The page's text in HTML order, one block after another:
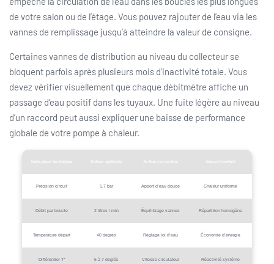
de votre salon ou de l’étage. Vous pouvez rajouter de l’eau via les
vannes de remplissage jusqu’à atteindre la valeur de consigne.
Certaines vannes de distribution au niveau du collecteur se
bloquent parfois après plusieurs mois d’inactivité totale. Vous
devez vérifier visuellement que chaque débitmètre affiche un
passage d’eau positif dans les tuyaux. Une fuite légère au niveau
d’un raccord peut aussi expliquer une baisse de performance
globale de votre pompe à chaleur.
Indicateur technique Valeur optimale Action corrective Impact confort
Pression circuit 1,7 bar Apport d’eau douce Chaleur uniforme
Débit par boucle 2 litres / min Équilibrage vannes Répartition homogène
Température départ 40 degrés Réglage loi d’eau Économie d’énergie
Différentiel T° 5 à 7 degrés Vitesse circulateur Réactivité système